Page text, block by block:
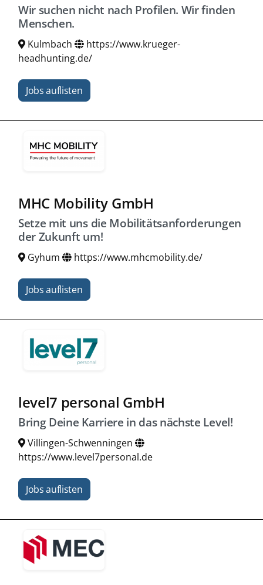
Wir suchen nicht nach Profilen. Wir finden
Menschen.
Kulmbach
https://www.krueger-
headhunting.de/
Jobs auflisten
MHC Mobility GmbH
Setze mit uns die Mobilitätsanforderungen
der Zukunft um!
Gyhum https://www.mhcmobility.de/
Jobs auflisten
level7 personal GmbH
Bring Deine Karriere in das nächste Level!
Villingen-Schwenningen
https://www.level7personal.de
Jobs auflisten